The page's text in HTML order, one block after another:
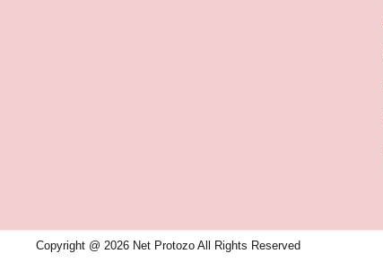
Copyright @ 2026 Net Protozo All Rights Reserved